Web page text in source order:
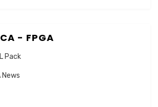
- FPGA
Pack
News